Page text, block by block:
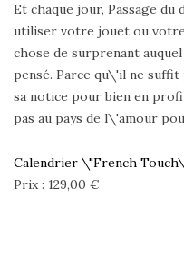
Et chaque jour, Passage
utiliser votre jouet ou
chose de surprenant
pensé. Parce qu\'il ne
sa notice pour bien en
pas au pays de l\'amour
Calendrier \"French
Prix : 129,00 €